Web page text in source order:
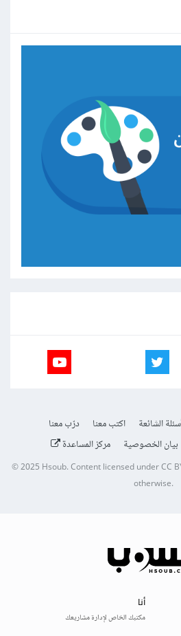
الشائعة اكتب معنا
درّب معنا
بيان الخصوصية مركز المساعدة
© 2025Hsoub.Content licensed underCC
otherwise.